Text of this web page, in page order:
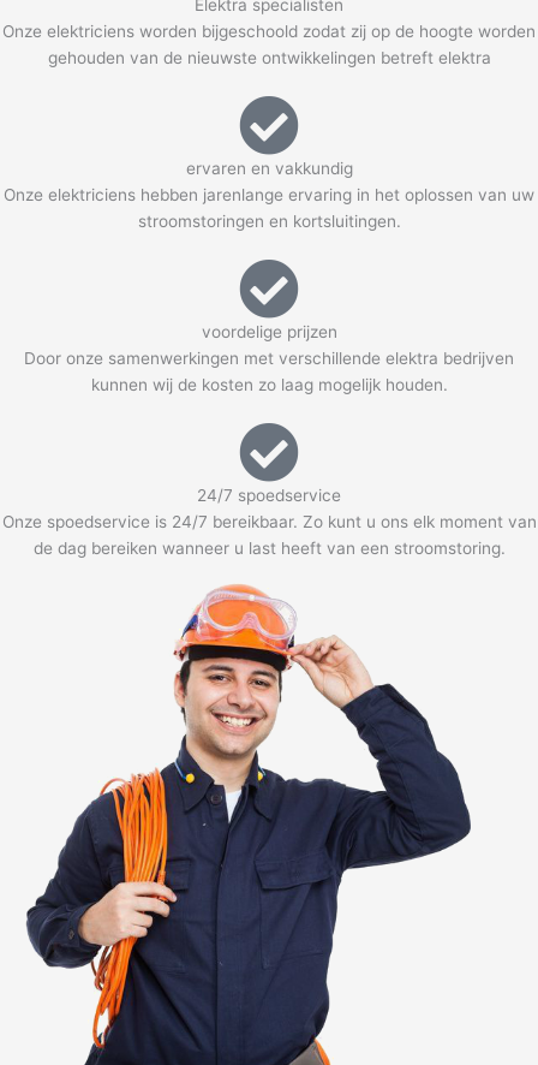
Elektra specialisten
Onze elektriciens worden bijgeschoold zodat zij op de hoogte worden
gehouden van de nieuwste ontwikkelingen betreft elektra
ervaren en vakkundig
Onze elektriciens hebben jarenlange ervaring in het oplossen van uw
stroomstoringen en kortsluitingen.
voordelige prijzen
Door onze samenwerkingen met verschillende elektra bedrijven
kunnen wij de kosten zo laag mogelijk houden.
24/7 spoedservice
Onze spoedservice is 24/7 bereikbaar. Zo kunt u ons elk moment van
de dag bereiken wanneer u last heeft van een stroomstoring.